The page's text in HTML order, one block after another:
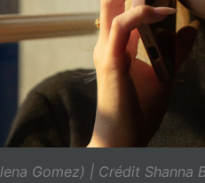
Gomez) | Crédit Shanna